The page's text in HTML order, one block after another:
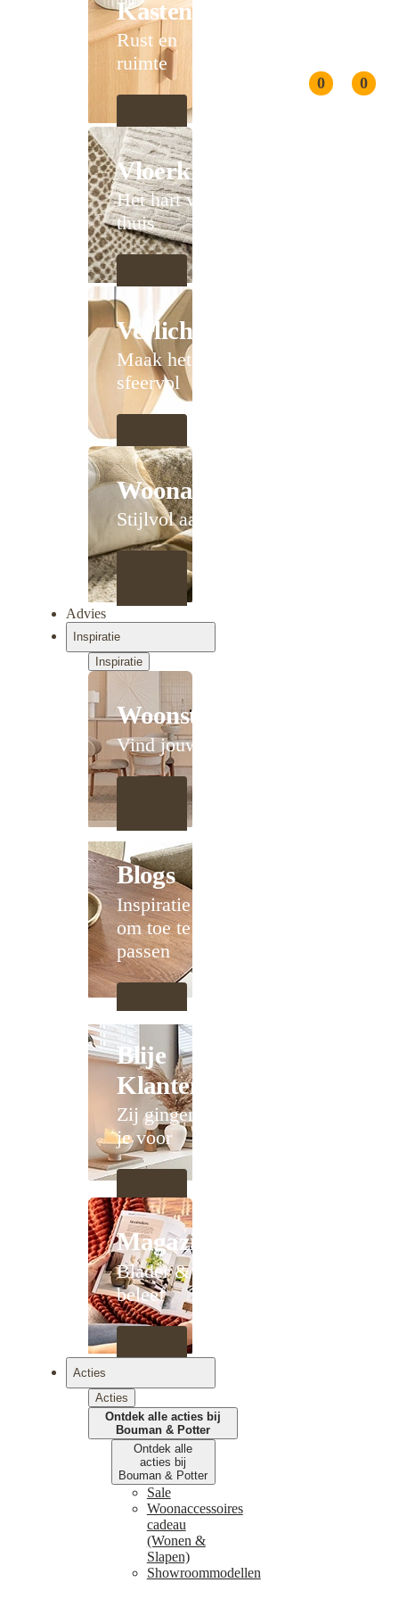
0 0
Kasten
Rust en
ruimte
Vloerkleden
Het hart van
thuis
Verlichting
Maak het
sfeervol
Woonaccessoires
Stijlvol aanschuiven
Advies
Inspiratie
Inspiratie
Woonstijlen
Vind jouw stijl
Blogs
Inspiratie
om toe te
passen
Blije
Klanten
Zij gingen
je voor
Magazines
Blader &
beleef
Acties
Acties
Ontdek alle acties bij
Bouman & Potter
Ontdek alle
acties bij
Bouman & Potter
Sale
Woonaccessoires
cadeau
(Wonen &
Slapen)
Showroommodellen